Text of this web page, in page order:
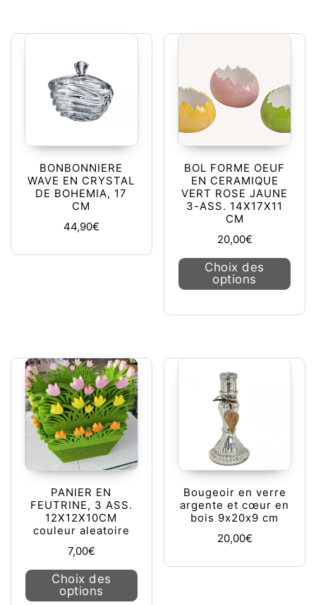
BONBONNIERE
WAVE EN CRYSTAL
DE BOHEMIA, 17
CM
44,90€
BOL FORME OEUF
EN CERAMIQUE
VERT ROSE JAUNE
3-ASS. 14X17X11
CM
20,00€
Choix des
options
PANIER EN
FEUTRINE, 3 ASS.
12X12X10CM
couleur aleatoire
7,00€
Choix des
options
Ce produit a plusieurs variations.
Bougeoir en verre
argente et cœur en
bois 9x20x9 cm
20,00€